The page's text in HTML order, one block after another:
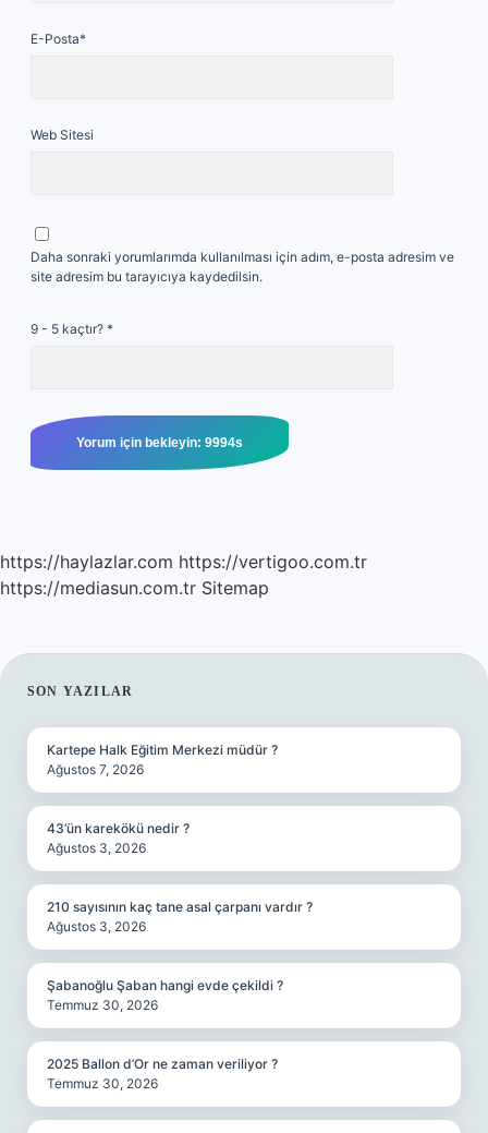
E-Posta*
Web Sitesi
Daha sonraki yorumlarımda kullanılması için adım, e-posta adresim ve
site adresim bu tarayıcıya kaydedilsin.
9 - 5 kaçtır? *
https://haylazlar.com https://vertigoo.com.tr
https://mediasun.com.tr Sitemap
SIDEBAR
SON YAZILAR
Kartepe Halk Eğitim Merkezi müdür ?
Ağustos 7, 2026
43’ün karekökü nedir ?
Ağustos 3, 2026
210 sayısının kaç tane asal çarpanı vardır ?
Ağustos 3, 2026
Şabanoğlu Şaban hangi evde çekildi ?
Temmuz 30, 2026
2025 Ballon d’Or ne zaman veriliyor ?
Temmuz 30, 2026